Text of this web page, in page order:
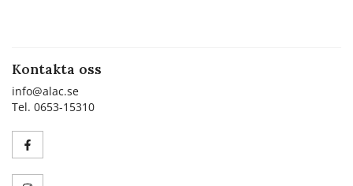
Kontakta oss
info@alac.se
Tel. 0653-15310